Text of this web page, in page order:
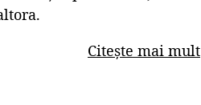
Citește mai mult